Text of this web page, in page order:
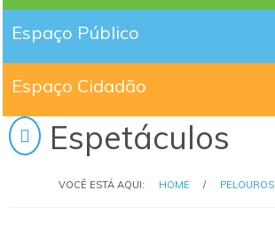
Espaço Público
Espaço Cidadão
Espetáculos
VOCÊ ESTÁ AQUI: HOME / PELOUROS